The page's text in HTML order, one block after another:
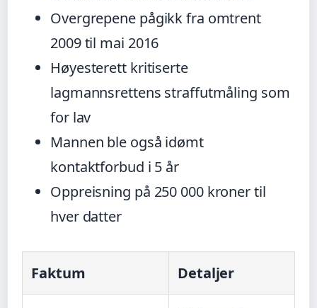
Overgrepene pågikk fra omtrent
2009 til mai 2016
Høyesterett kritiserte
lagmannsrettens straffutmåling som
for lav
Mannen ble også idømt
kontaktforbud i 5 år
Oppreisning på 250 000 kroner til
hver datter
Faktum Detaljer